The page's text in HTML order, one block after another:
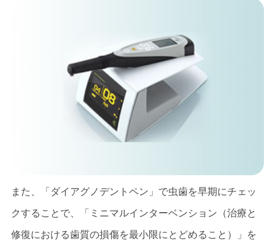
また、「ダイアグノデントペン」で虫歯を早期にチェッ
クすることで、「ミニマルインターベンション（治療と
修復における歯質の損傷を最小限にとどめること）」を